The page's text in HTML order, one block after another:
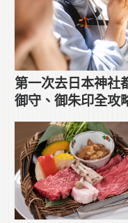
第一次去日本神社
御守、御朱印全攻